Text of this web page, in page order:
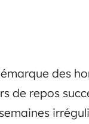
des
de repos